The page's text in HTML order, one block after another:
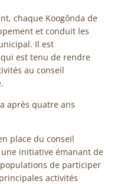
chaque Koogônda de
et conduit les
Il est
est tenu de rendre
au conseil
après quatre ans
place du conseil
initiative émanant de
de participer
activités